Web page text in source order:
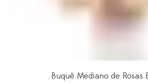
Buquê Mediano de Rosas